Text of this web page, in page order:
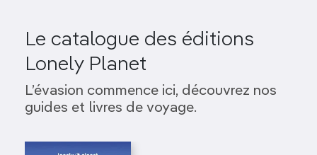
Le catalogue des éditions
Lonely Planet
L’évasion commence ici, découvrez nos
guides et livres de voyage.